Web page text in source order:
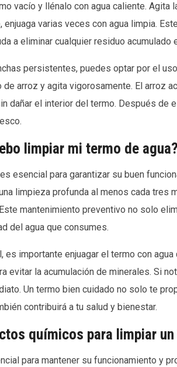
vacío y llénalo con agua caliente. Agita
enjuaga varias veces con agua limpia.
a eliminar cualquier residuo acumulado
persistentes, puedes optar por el
de arroz y agita vigorosamente. El arroz
dañar el interior del termo. Después de
limpiar mi termo de agua?
esencial para garantizar su buen
limpieza profunda al menos cada tres
mantenimiento preventivo no solo
del agua que consumes.
importante enjuagar el termo con agua
evitar la acumulación de minerales. Si
Un termo bien cuidado no solo te
contribuirá a tu salud y bienestar.
químicos para limpiar
para mantener su funcionamiento y